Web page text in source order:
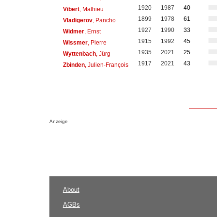
Vibert, Mathieu 1920 1987
40
Vladigerov, Pancho 1899 1978
61
Widmer, Ernst 1927 1990
33
Wissmer, Pierre 1915 1992
45
Wyttenbach, Jürg 1935 2021
25
Zbinden, Julien-François 1917 2021 43
Anzeige
About
AGBs